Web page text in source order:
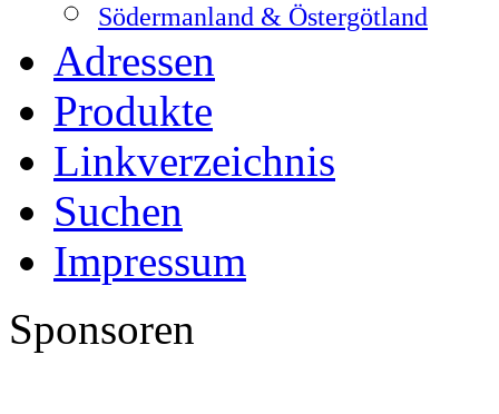
Södermanland & Östergötland
Adressen
Produkte
Linkverzeichnis
Suchen
Impressum
Sponsoren